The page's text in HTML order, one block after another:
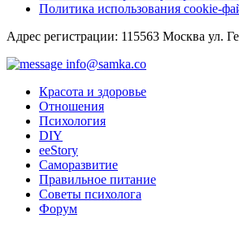
Политика использования cookie-
Адрес регистрации: 115563 Москва ул.
info@samka.co
Красота и здоровье
Отношения
Психология
DIY
ееStory
Саморазвитие
Правильное питание
Советы психолога
Форум